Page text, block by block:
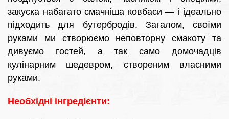
закуска набагато смачніша ковбаси — і ідеально
підходить для бутербродів. Загалом, своїми
руками ми створюємо неповторну смакоту та
дивуємо гостей, а так само домочадців
кулінарним шедевром, створеним власними
руками.
Необхідні інгредієнти: